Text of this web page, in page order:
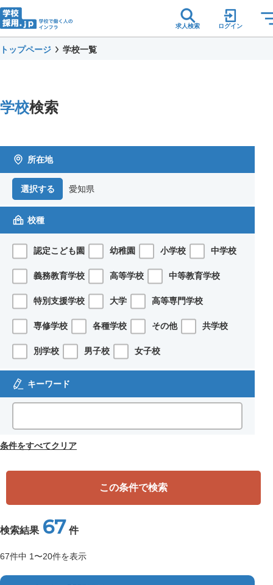
求人検索 ログイン
トップページ 学校一覧
学校検索
所在地
選択する 愛知県
校種
認定こども園 幼稚園 小学校 中学校
義務教育学校 高等学校 中等教育学校
特別支援学校 大学 高等専門学校
専修学校 各種学校 その他 共学校
別学校 男子校 女子校
キーワード
条件をすべてクリア
この条件で検索
検索結果 67 件
67件中 1〜20件を表示